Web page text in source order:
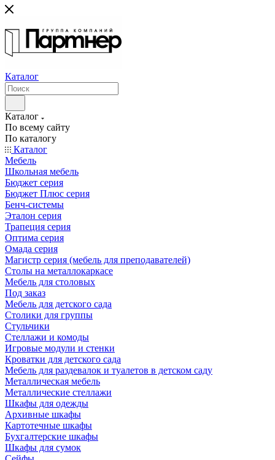
Каталог
Каталог
По всему сайту
По каталогу
Каталог
Мебель
Школьная мебель
Бюджет серия
Бюджет Плюс серия
Бенч-системы
Эталон серия
Трапеция серия
Оптима серия
Омада серия
Магистр серия (мебель для преподавателей)
Столы на металлокаркасе
Мебель для столовых
Под заказ
Мебель для детского сада
Столики для группы
Стульчики
Стеллажи и комоды
Игровые модули и стенки
Кроватки для детского сада
Мебель для раздевалок и туалетов в детском саду
Металлическая мебель
Металлические стеллажи
Шкафы для одежды
Архивные шкафы
Картотечные шкафы
Бухгалтерские шкафы
Шкафы для сумок